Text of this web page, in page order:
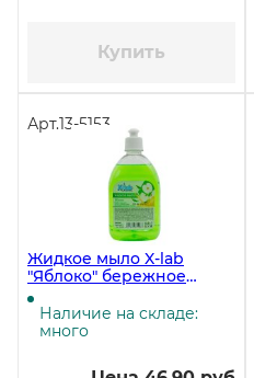
Купить
Арт.13-5153
Жидкое мыло X-lab
"Яблоко" бережное
очищение, 500 мл
Наличие на складе:
много